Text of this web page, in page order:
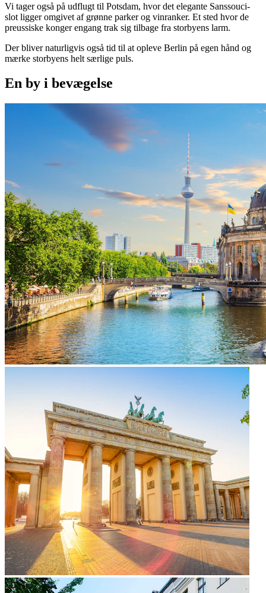
Vi tager også på udflugt til Potsdam, hvor det elegante Sanssouci-
slot ligger omgivet af grønne parker og vinranker. Et sted hvor de
preussiske konger engang trak sig tilbage fra storbyens larm.
Der bliver naturligvis også tid til at opleve Berlin på egen hånd og
mærke storbyens helt særlige puls.
En by i bevægelse